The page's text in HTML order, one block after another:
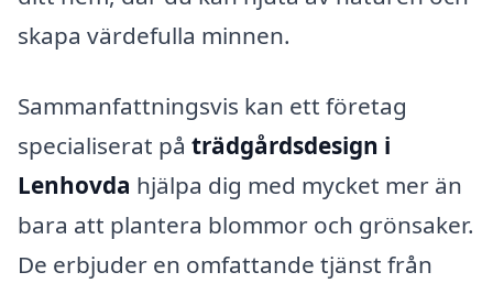
skapa värdefulla minnen.
Sammanfattningsvis kan ett företag
specialiserat på trädgårdsdesign i
Lenhovda hjälpa dig med mycket mer än
bara att plantera blommor och grönsaker.
De erbjuder en omfattande tjänst från